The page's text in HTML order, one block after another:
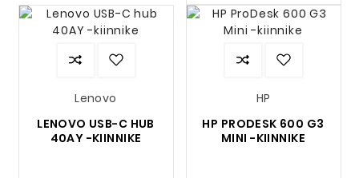
Lenovo
LENOVO USB-C HUB
40AY -KIINNIKE
HP
HP PRODESK 600 G3
MINI -KIINNIKE